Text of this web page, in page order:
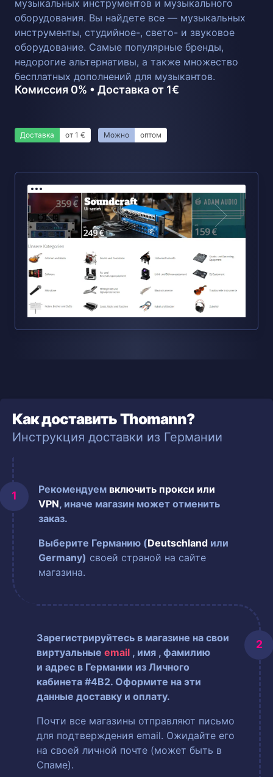
музыкальных инструментов и музыкального
оборудования. Вы найдете все — музыкальных
инструменты, студийное-, свето- и звуковое
оборудование. Самые популярные бренды,
недорогие альтернативы, а также множество
бесплатных дополнений для музыкантов.
Комиссия 0% • Доставка от 1€
Доставка от 1 € Можно оптом
Как доставить Thomann?
Инструкция доставки из Германии
Рекомендуем включить прокси или
VPN, иначе магазин может отменить
заказ.
Выберите Германию (Deutschland или
Germany) своей страной на сайте
магазина.
Зарегистрируйтесь в магазине на свои
виртуальные email , имя , фамилию
и адрес в Германии из Личного
кабинета #4B2. Оформите на эти
данные доставку и оплату.
Почти все магазины отправляют письмо
для подтверждения email. Ожидайте его
на своей личной почте (может быть в
Спаме).